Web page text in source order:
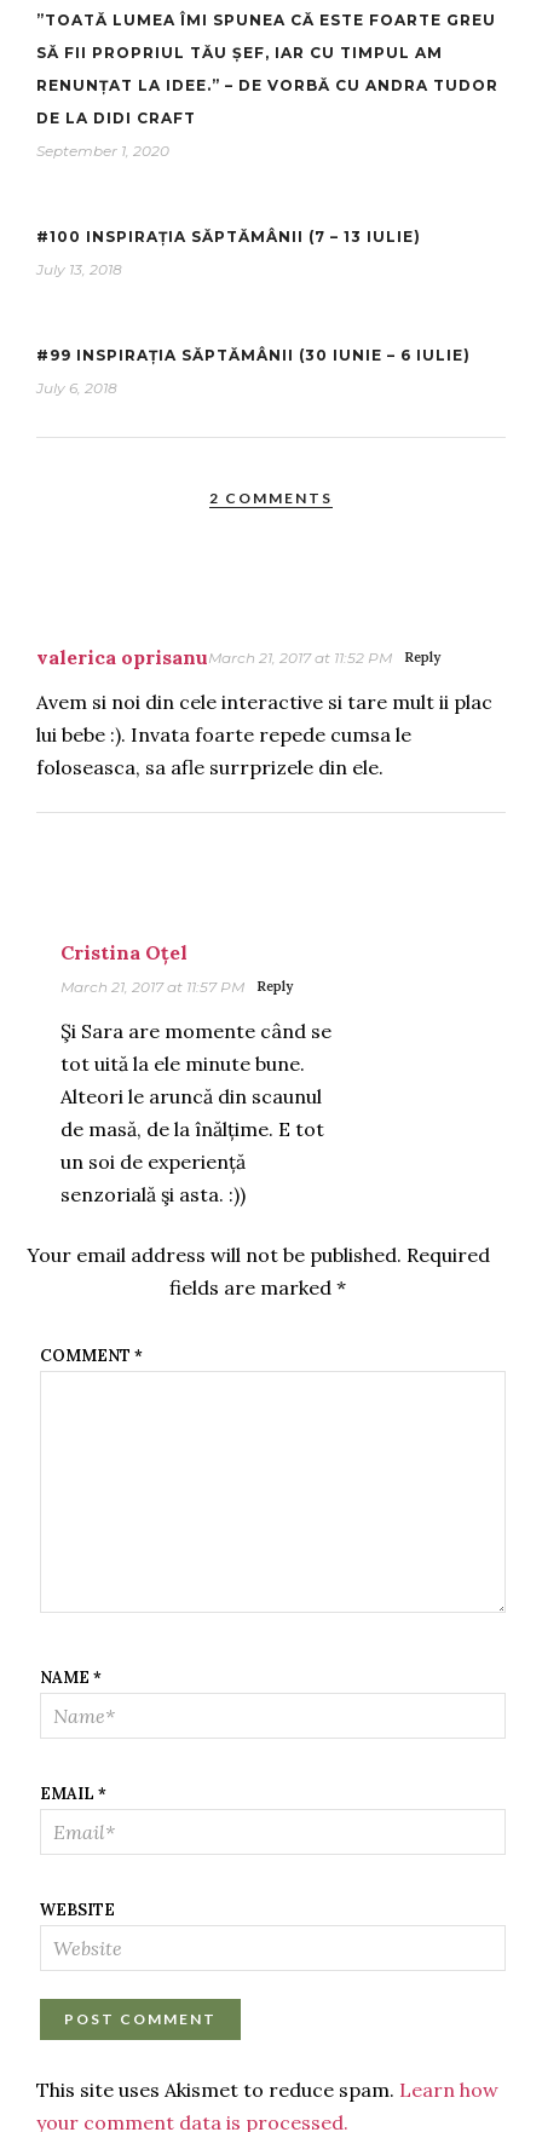
”TOATĂ LUMEA ÎMI SPUNEA CĂ ESTE FOARTE GREU
SĂ FII PROPRIUL TĂU ȘEF, IAR CU TIMPUL AM
RENUNȚAT LA IDEE.” – DE VORBĂ CU ANDRA TUDOR
DE LA DIDI CRAFT
September 1, 2020
#100 INSPIRAȚIA SĂPTĂMÂNII (7 – 13 IULIE)
July 13, 2018
#99 INSPIRAȚIA SĂPTĂMÂNII (30 IUNIE – 6 IULIE)
July 6, 2018
2 COMMENTS
valerica oprisanuMarch 21, 2017 at 11:52 PM Reply
Avem si noi din cele interactive si tare mult ii plac
lui bebe :). Invata foarte repede cumsa le
foloseasca, sa afle surrprizele din ele.
Cristina Oțel
March 21, 2017 at 11:57 PM Reply
Şi Sara are momente când se
tot uită la ele minute bune.
Alteori le aruncă din scaunul
de masă, de la înălțime. E tot
un soi de experiență
senzorială şi asta. :))
Your email address will not be published. Required
fields are marked*
COMMENT *
NAME *
EMAIL *
WEBSITE
This site uses Akismet to reduce spam. Learn how
your comment data is processed.